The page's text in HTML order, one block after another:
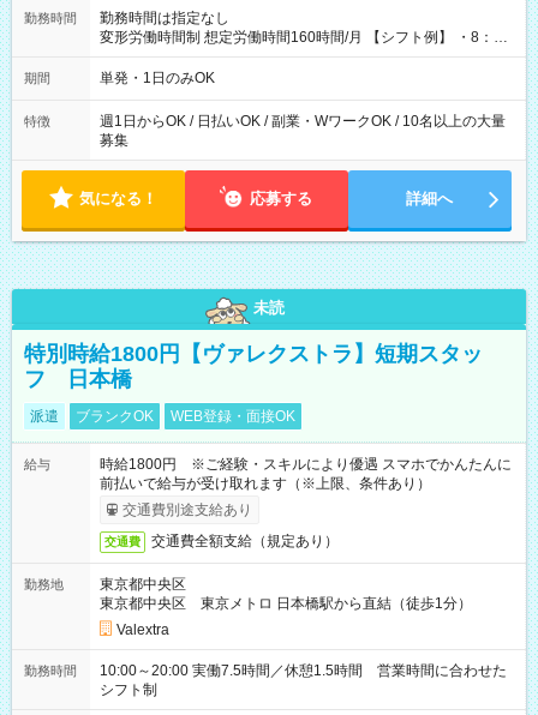
勤務時間
勤務時間は指定なし
変形労働時間制 想定労働時間160時間/月 【シフト例】 ・8：00
～21：00
期間 単発・1日のみOK
特徴
週1日からOK / 日払いOK / 副業・WワークOK / 10名以上の大量
募集
気になる！ 応募する 詳細へ
未読
特別時給1800円【ヴァレクストラ】短期スタッ
フ 日本橋
派遣 ブランクOK WEB登録・面接OK
給与
時給1800円 ※ご経験・スキルにより優遇 スマホでかんたんに
前払いで給与が受け取れます（※上限、条件あり）
交通費別途支給あり
交通費 交通費全額支給（規定あり）
勤務地
東京都中央区
東京都中央区 東京メトロ 日本橋駅から直結（徒歩1分）
Valextra
勤務時間
10:00～20:00 実働7.5時間／休憩1.5時間 営業時間に合わせた
シフト制